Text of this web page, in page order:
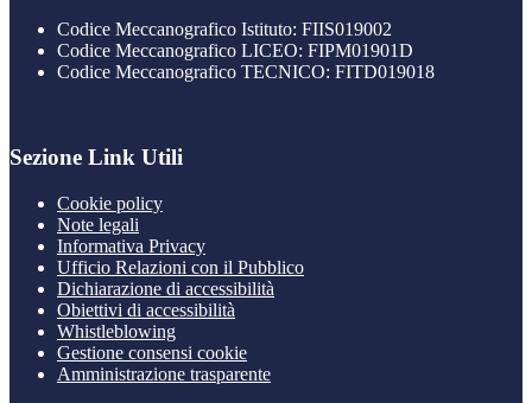
Codice Meccanografico Istituto: FIIS019002
Codice Meccanografico LICEO: FIPM01901D
Codice Meccanografico TECNICO: FITD019018
Sezione Link Utili
Cookie policy
Note legali
Informativa Privacy
Ufficio Relazioni con il Pubblico
Dichiarazione di accessibilità
Obiettivi di accessibilità
Whistleblowing
Gestione consensi cookie
Amministrazione trasparente